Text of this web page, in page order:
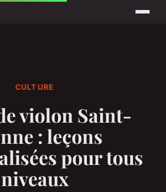
CULTURE
violon Saint-
: leçons
pour tous
niveaux